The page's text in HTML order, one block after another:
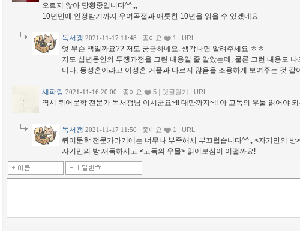
오르지 않아 당황중입니다^^;;;
10년만에 인정받기까지 우여곡절과 애틋한 10년을 읽을 수 있겠네요
독서괭 2021-11-17 11:48 좋아요 1 URL
엇 무슨 책일까요?? 저도 궁금하네요. 생각나면 알려주세요 ㅎㅎ
저도 십년동안의 투쟁과정을 그린 내용일 줄 알았는데, 물론 그런 내용도
니다. 동성혼이라고 이성혼 커플과 다르지 않음을 조용하게 보여주는 것 같
새파랑 2021-11-16 20:00 좋아요 5 댓글달기 URL
역시 퀴어문학 전문가 독서괭님 이시군요~!! 대만까지~!! 아 고독의 우물 읽어야
독서괭 2021-11-17 11:50 좋아요 1 URL
퀴어문학 전문가라기에는 너무나 부족해서 부끄럽습니다^^;; <자기만의
자기만의 방 재독하시고 <고독의 우물> 읽어보심이 어떨까요!